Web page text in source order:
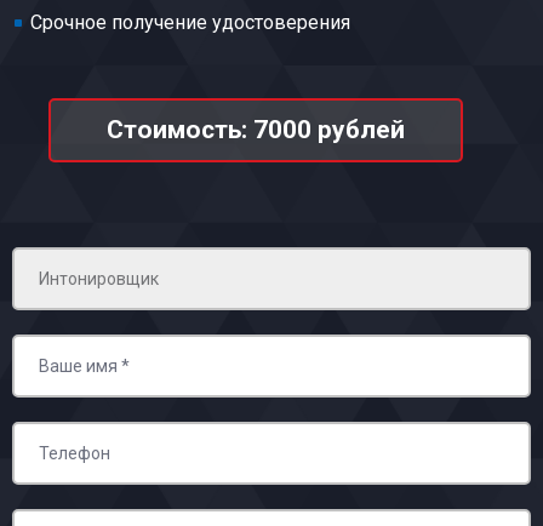
Срочное получение удостоверения
Стоимость: 7000 рублей